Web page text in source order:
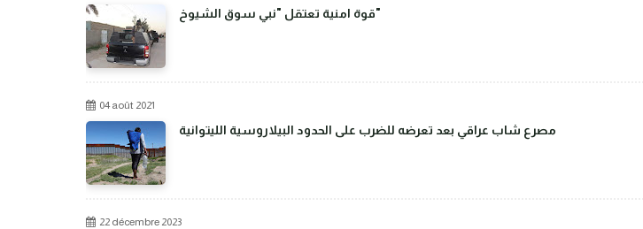
قوة امنية تعتقل "نبي سوق الشيوخ"
04 août 2021
مصرع شاب عراقي بعد تعرضه للضرب على الحدود البيلاروسية الليتوانية
22 décembre 2023